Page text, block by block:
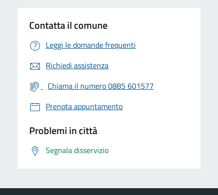
Contatta il comune
Leggi le domande frequenti
Richiedi assistenza
Chiama il numero 0885 601577
Prenota appuntamento
Problemi in città
Segnala disservizio